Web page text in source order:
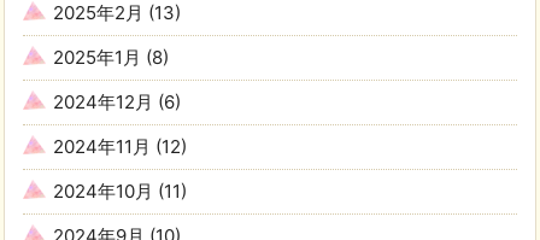
2025年2月 (13)
2025年1月 (8)
2024年12月 (6)
2024年11月 (12)
2024年10月 (11)